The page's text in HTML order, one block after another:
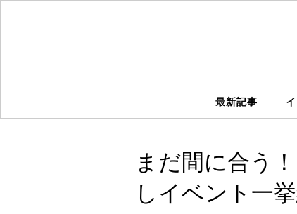
最新記事
まだ間に合う
しイベント一挙